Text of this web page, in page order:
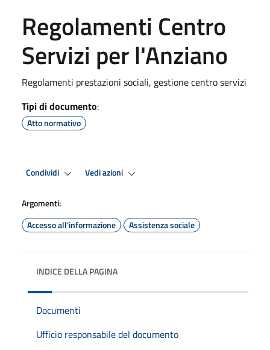
Regolamenti Centro
Servizi per l'Anziano
Regolamenti prestazioni sociali, gestione centro servizi
Tipi di documento:
Atto normativo
Condividi Vedi azioni
Argomenti:
Accesso all'informazione
Assistenza sociale
INDICE DELLA PAGINA
Documenti
Ufficio responsabile del documento